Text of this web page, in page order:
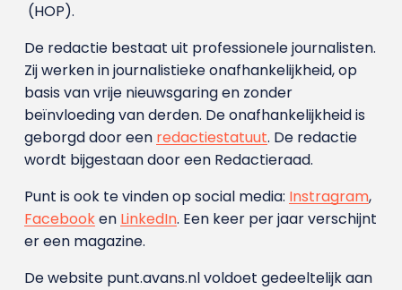
(HOP).
De redactie bestaat uit professionele journalisten.
Zij werken in journalistieke onafhankelijkheid, op
basis van vrije nieuwsgaring en zonder
beïnvloeding van derden. De onafhankelijkheid is
geborgd door een redactiestatuut. De redactie
wordt bijgestaan door een Redactieraad.
Punt is ook te vinden op social media: Instragram,
Facebooken LinkedIn. Een keer per jaar verschijnt
er een magazine.
De website punt.avans.nl voldoet gedeeltelijk aan